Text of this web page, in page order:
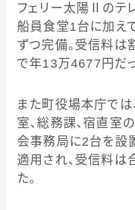
フェリー太陽Ⅱのテ
船員食堂1台に加え
ずつ完備。受信料は
で年13万4677円だっ
また町役場本庁では
室、総務課、宿直室
会事務局に2台を設
適用され、受信料は
た。